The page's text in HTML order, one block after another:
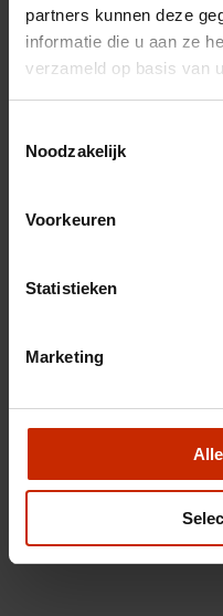
partners kunnen deze
informatie die u aan ze
verzameld op basis van
Noodzakelijk
Voorkeuren
Statistieken
Marketing